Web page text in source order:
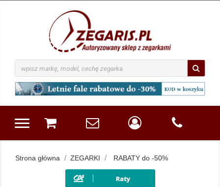
Strona główna ZEGARKI RABATY do -50%